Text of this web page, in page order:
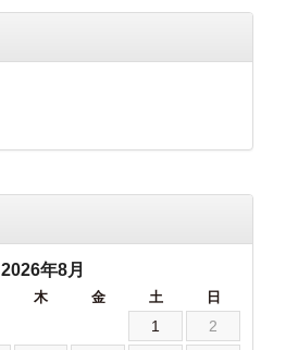
2026年8月
木 金 土 日
1
2